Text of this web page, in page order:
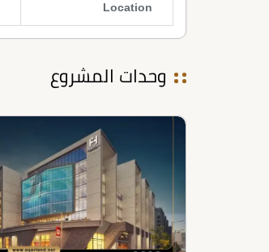
Location
وحدات المشروع